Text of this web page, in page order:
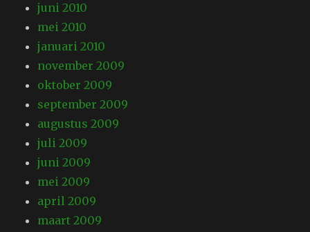
juni 2010
mei 2010
januari 2010
november 2009
oktober 2009
september 2009
augustus 2009
juli 2009
juni 2009
mei 2009
april 2009
maart 2009